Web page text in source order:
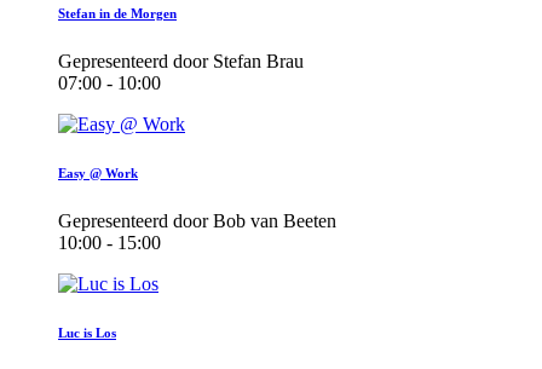
Stefan in de Morgen
Gepresenteerd door Stefan Brau
07:00 - 10:00
Easy @ Work
Gepresenteerd door Bob van Beeten
10:00 - 15:00
Luc is Los